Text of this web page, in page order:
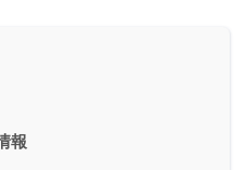
報